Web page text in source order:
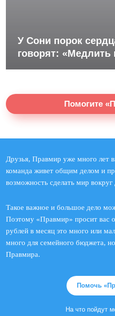
У Сони порок
говорят: «Медлить
Помогите
Друзья, Правмир уже много лет
команда живет общим делом и
возможность сделать мир
Такое важное и большое дело
Поэтому «Правмир» просит вас
рублей в месяц это много или
много для семейного бюджета,
Правмира.
Помочь
На что пойдут